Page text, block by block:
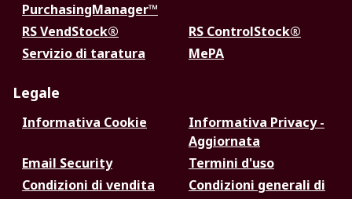
PurchasingManager™
RS VendStock®
RS ControlStock®
Servizio di taratura
MePA
Legale
Informativa Cookie
Informativa Privacy -
Aggiornata
Email Security
Termini d'uso
Condizioni di vendita
Condizioni generali di